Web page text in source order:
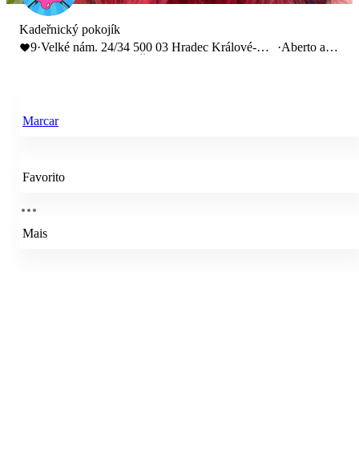
Kadeřnický pokojík
9·Velké nám. 24/34 500 03 Hradec Králové-
·Aberto até
Marcar
Favorito
Mais